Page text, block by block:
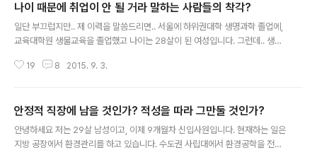
나이 때문에 취업이 안 될 거라 말하는 사람들의 착각?
일단 부끄럽지만.. 제 이력을 말씀드리면.. 서울에 하위권대학 생명과학 졸업에,
교육대학원 생물교육을 졸업했고 나이는 28살이 된 여성입니다. 그런데.. 생물
도 않고 잘하지도 않는 과목인데.. 의전갈 수 있는 학과? 이런 거에만 망상으로
에 의해서요.. 그리고 높은 임용의 벽에.. 내가 왜 여길 왔는지 생각해보게 되었
습니. 아...적성 전공도 맞지 않는데.. 그래서 지금은 뭘 어떻게 해야 할지도 모르
겠고 합니다..지금이라도 상위권 학부 대학에 편입해서..대기업에 취직하고 싶
19 8 2015. 9. 3.
안정적 직장에 남을 것인가? 적성을 따라 그만둘 것인가?
안녕하세요 저는 29살 남성이고, 이제 9개월차 신입사원입니다. 현재하는 일은
지방 공장에서 환경관리를 하고 있습니다. 수도권 사립대에서 환경공학을 전공